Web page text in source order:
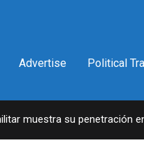
Advertise Political
su penetración en la